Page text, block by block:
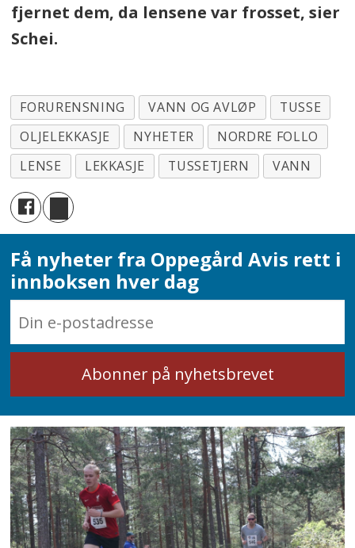
fjernet dem, da lensene var frosset, sier
Schei.
FORURENSNING VANN OG AVLØP
TUSSE
OLJELEKKASJE
NYHETER
NORDRE FOLLO
LENSE
LEKKASJE TUSSETJERN VANN
Få nyheter fra Oppegård Avis rett i
innboksen hver dag